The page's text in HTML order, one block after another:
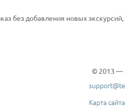
без добавления новых
© 2013 —
Карта сайта